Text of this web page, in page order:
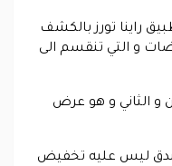
راينا تورز بالكشف
و التي تنقسم الى
و الثاني و هو عرض
ليس عليه تخفيض